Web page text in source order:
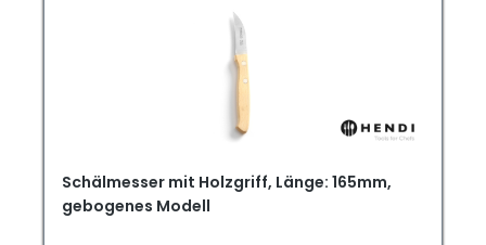
Schälmesser mit Holzgriff, Länge: 165mm,
gebogenes Modell